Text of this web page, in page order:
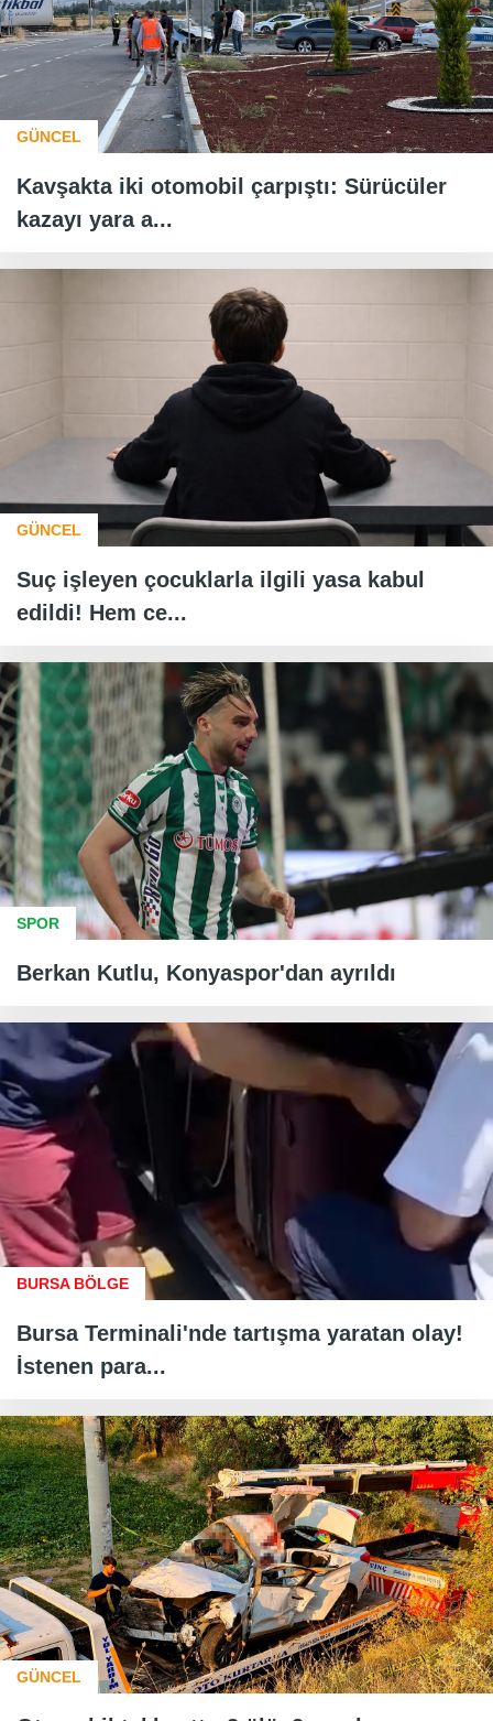
GÜNCEL
Kavşakta iki otomobil çarpıştı: Sürücüler
kazayı yara a...
GÜNCEL
Suç işleyen çocuklarla ilgili yasa kabul
edildi! Hem ce...
SPOR
Berkan Kutlu, Konyaspor'dan ayrıldı
BURSA BÖLGE
Bursa Terminali'nde tartışma yaratan olay!
İstenen para...
GÜNCEL